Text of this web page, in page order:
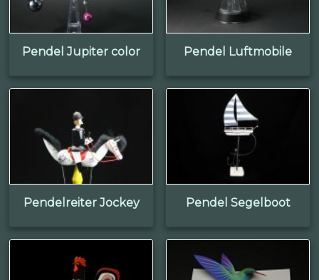
Pendel Jupiter color Pendel Luftmobile
Pendelreiter Jockey Pendel Segelboot